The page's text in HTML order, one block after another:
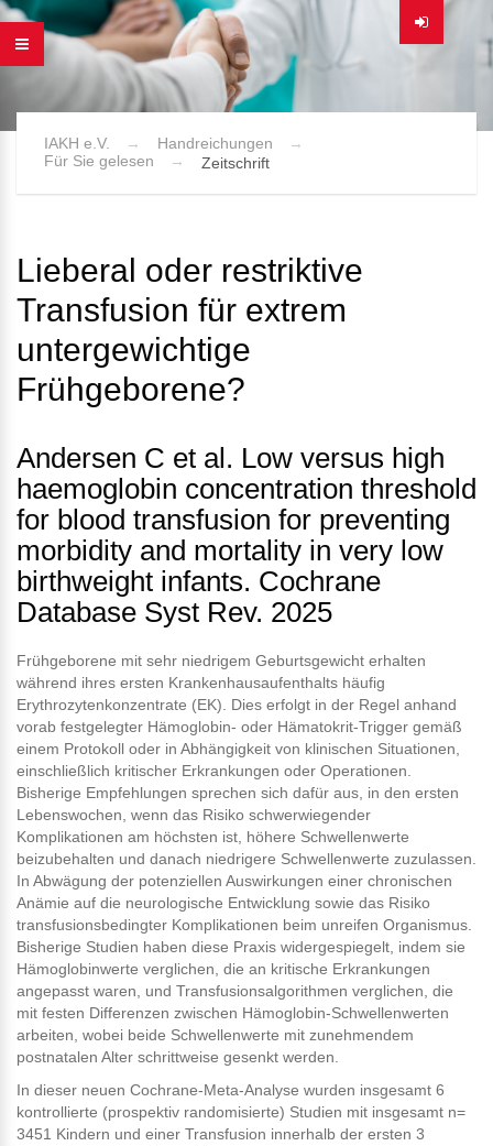
IAKH e.V.
Handreichungen
Für Sie gelesen
Zeitschrift
Lieberal oder restriktive
Transfusion für extrem
untergewichtige
Frühgeborene?
Andersen C et al. Low versus high
haemoglobin concentration threshold
for blood transfusion for preventing
morbidity and mortality in very low
birthweight infants. Cochrane
Database Syst Rev. 2025
Frühgeborene mit sehr niedrigem Geburtsgewicht erhalten
während ihres ersten Krankenhausaufenthalts häufig
Erythrozytenkonzentrate (EK). Dies erfolgt in der Regel anhand
vorab festgelegter Hämoglobin- oder Hämatokrit-Trigger gemäß
einem Protokoll oder in Abhängigkeit von klinischen Situationen,
einschließlich kritischer Erkrankungen oder Operationen.
Bisherige Empfehlungen sprechen sich dafür aus, in den ersten
Lebenswochen, wenn das Risiko schwerwiegender
Komplikationen am höchsten ist, höhere Schwellenwerte
beizubehalten und danach niedrigere Schwellenwerte zuzulassen.
In Abwägung der potenziellen Auswirkungen einer chronischen
Anämie auf die neurologische Entwicklung sowie das Risiko
transfusionsbedingter Komplikationen beim unreifen Organismus.
Bisherige Studien haben diese Praxis widergespiegelt, indem sie
Hämoglobinwerte verglichen, die an kritische Erkrankungen
angepasst waren, und Transfusionsalgorithmen verglichen, die
mit festen Differenzen zwischen Hämoglobin-Schwellenwerten
arbeiten, wobei beide Schwellenwerte mit zunehmendem
postnatalen Alter schrittweise gesenkt werden.
In dieser neuen Cochrane-Meta-Analyse wurden insgesamt 6
kontrollierte (prospektiv randomisierte) Studien mit insgesamt n=
3451 Kindern und einer Transfusion innerhalb der ersten 3